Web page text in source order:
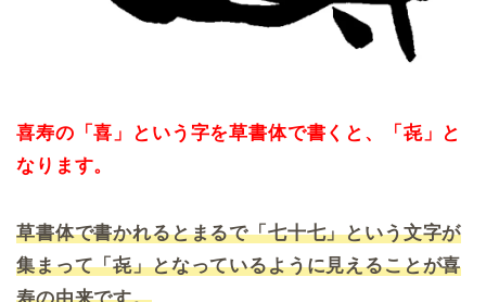
喜寿の「喜」という字を草書体で書くと、「㐂」と
なります。
草書体で書かれるとまるで「七十七」という文字が
集まって「㐂」となっているように見えることが喜